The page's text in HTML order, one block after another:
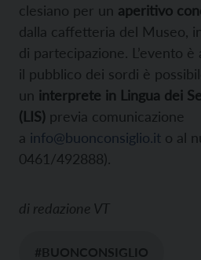
clesiano per un aperitivo
dalla caffetteria del Museo,
di partecipazione. L’evento
il pubblico dei sordi è
un interprete in Lingua dei
(LIS) previa comunicazione
a info@buonconsiglio.it o al
0461/492888).
di redazione VT
#BUONCONSIGLIO